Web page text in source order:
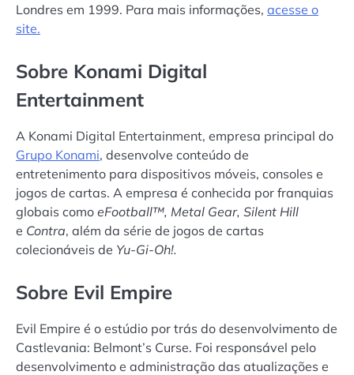
Londres em 1999. Para mais informações, acesse o
site.
Sobre Konami Digital
Entertainment
A Konami Digital Entertainment, empresa principal do
Grupo Konami, desenvolve conteúdo de
entretenimento para dispositivos móveis, consoles e
jogos de cartas. A empresa é conhecida por franquias
globais como eFootball™, Metal Gear, Silent Hill
e Contra, além da série de jogos de cartas
colecionáveis de ​​Yu-Gi-Oh!.
Sobre Evil Empire
Evil Empire é o estúdio por trás do desenvolvimento de
Castlevania: Belmont’s Curse. Foi responsável pelo
desenvolvimento e administração das atualizações e